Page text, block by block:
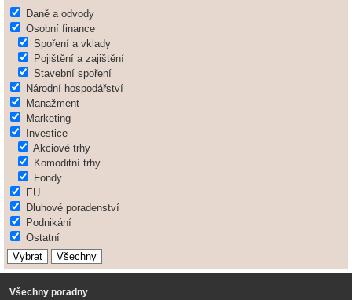
Daně a odvody
Osobní finance
Spoření a vklady
Pojištění a zajištění
Stavební spoření
Národní hospodářství
Manažment
Marketing
Investice
Akciové trhy
Komoditní trhy
Fondy
EU
Dluhové poradenství
Podnikání
Ostatní
Všechny poradny